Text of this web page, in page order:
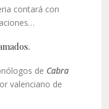
contará con
de Cabra
valenciano de